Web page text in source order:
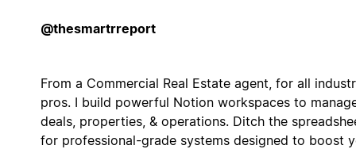
@thesmartrreport
From a Commercial Real Estate agent, for all
pros. I build powerful Notion workspaces to
deals, properties, & operations. Ditch the
for professional-grade systems designed to boost